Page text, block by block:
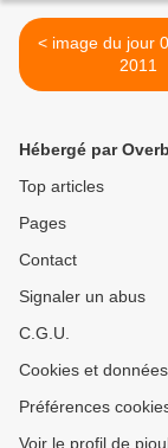
< image du jour 08 octobre
2011
Hébergé par
Top articles
Pages
Contact
Signaler un abus
C.G.U.
Cookies et
Préférences
Voir le profil de